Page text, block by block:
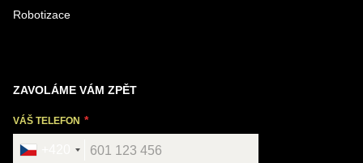
Robotizace
ZAVOLÁME VÁM ZPĚT
VÁŠ TELEFON